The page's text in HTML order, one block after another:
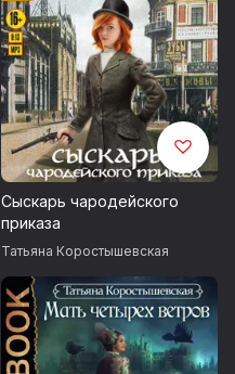
Сыскарь чародейского
приказа
Татьяна Коростышевская